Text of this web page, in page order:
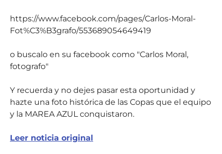
https://www.facebook.com/pages/Carlos-Moral-
Fot%C3%B3grafo/553689054649419
o buscalo en su facebook como "Carlos Moral,
fotografo"
Y recuerda y no dejes pasar esta oportunidad y
hazte una foto histórica de las Copas que el equipo
y la MAREA AZUL conquistaron.
Leer noticia original